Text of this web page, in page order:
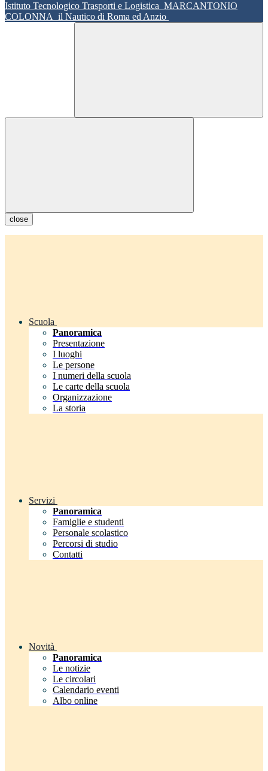
Istituto Tecnologico Trasporti e Logistica MARCANTONIO
COLONNA il Nautico di Roma ed Anzio
close
Scuola
Panoramica
Presentazione
I luoghi
Le persone
I numeri della scuola
Le carte della scuola
Organizzazione
La storia
Servizi
Panoramica
Famiglie e studenti
Personale scolastico
Percorsi di studio
Contatti
Novità
Panoramica
Le notizie
Le circolari
Calendario eventi
Albo online